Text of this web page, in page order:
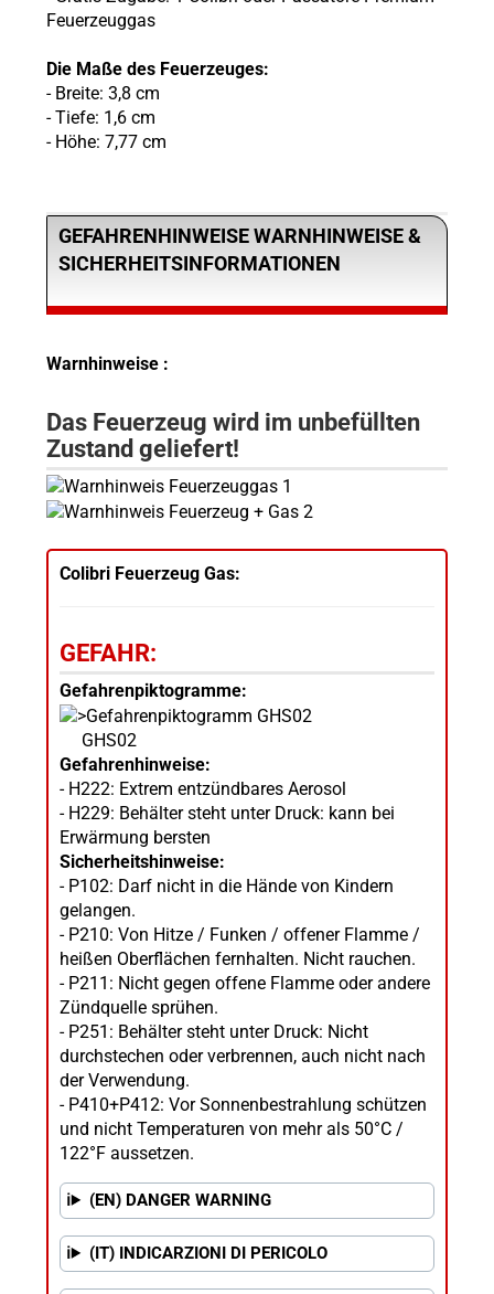
Feuerzeuggas
Die Maße des Feuerzeuges:
- Breite: 3,8 cm
- Tiefe: 1,6 cm
- Höhe: 7,77 cm
GEFAHRENHINWEISE WARNHINWEISE &
SICHERHEITSINFORMATIONEN
Warnhinweise :
Das Feuerzeug wird im unbefüllten
Zustand geliefert!
Colibri Feuerzeug Gas:
GEFAHR:
Gefahrenpiktogramme:
GHS02
Gefahrenhinweise:
- H222: Extrem entzündbares Aerosol
- H229: Behälter steht unter Druck: kann bei
Erwärmung bersten
Sicherheitshinweise:
- P102: Darf nicht in die Hände von Kindern
gelangen.
- P210: Von Hitze / Funken / offener Flamme /
heißen Oberflächen fernhalten. Nicht rauchen.
- P211: Nicht gegen offene Flamme oder andere
Zündquelle sprühen.
- P251: Behälter steht unter Druck: Nicht
durchstechen oder verbrennen, auch nicht nach
der Verwendung.
- P410+P412: Vor Sonnenbestrahlung schützen
und nicht Temperaturen von mehr als 50°C /
122°F aussetzen.
(EN) DANGER WARNING
(IT) INDICARZIONI DI PERICOLO